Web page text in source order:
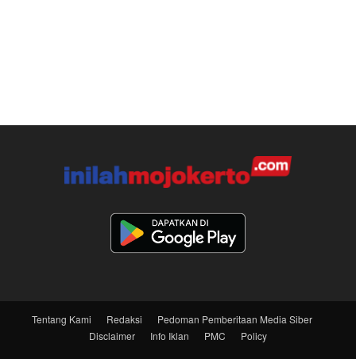
Tentang Kami Redaksi
Pedoman Pemberitaan Media Siber
Disclaimer
Info Iklan PMC Policy